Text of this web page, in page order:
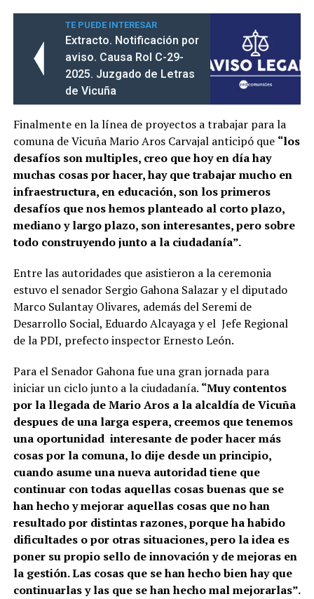
TE PUEDE INTERESAR
Extracto. Notificación por
aviso. Causa Rol C-29-
2025. Juzgado de Letras
de Vicuña
Finalmente en la línea de proyectos a trabajar para la
comuna de Vicuña Mario Aros Carvajal anticipó que “los
desafíos son multiples, creo que hoy en día hay
muchas cosas por hacer, hay que trabajar mucho en
infraestructura, en educación, son los primeros
desafíos que nos hemos planteado al corto plazo,
mediano y largo plazo, son interesantes, pero sobre
todo construyendo junto a la ciudadanía”.
Entre las autoridades que asistieron a la ceremonia
estuvo el senador Sergio Gahona Salazar y el diputado
Marco Sulantay Olivares, además del Seremi de
Desarrollo Social, Eduardo Alcayaga y el Jefe Regional
de la PDI, prefecto inspector Ernesto León.
Para el Senador Gahona fue una gran jornada para
iniciar un ciclo junto a la ciudadanía. “Muy contentos
por la llegada de Mario Aros a la alcaldía de Vicuña
despues de una larga espera, creemos que tenemos
una oportunidad interesante de poder hacer más
cosas por la comuna, lo dije desde un principio,
cuando asume una nueva autoridad tiene que
continuar con todas aquellas cosas buenas que se
han hecho y mejorar aquellas cosas que no han
resultado por distintas razones, porque ha habido
dificultades o por otras situaciones, pero la idea es
poner su propio sello de innovación y de mejoras en
la gestión. Las cosas que se han hecho bien hay que
continuarlas y las que se han hecho mal mejorarlas”.